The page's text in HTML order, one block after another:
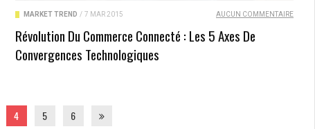
MARKET TREND / 7 MAR 2015 AUCUN COMMENTAIRE
Révolution Du Commerce Connecté : Les 5 Axes De
Convergences Technologiques
4 5 6